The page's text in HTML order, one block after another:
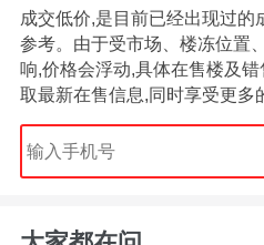
成交低价,是目前已经出现过
参考。由于受市场、楼冻位置
响,价格会浮动,具体在售楼及
取最新在售信息,同时享受更多